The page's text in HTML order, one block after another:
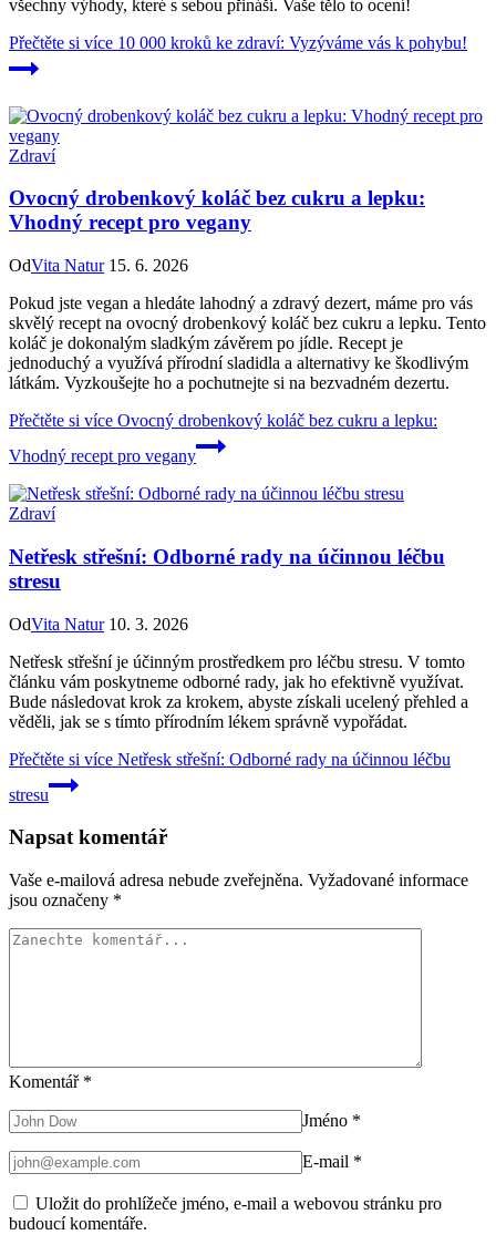
všechny výhody, které s sebou přináší. Vaše tělo to ocení!
Přečtěte si více 10 000 kroků ke zdraví: Vyzýváme vás k pohybu!
Zdraví
Ovocný drobenkový koláč bez cukru a lepku:
Vhodný recept pro vegany
OdVita Natur 15. 6. 2026
Pokud jste vegan a hledáte lahodný a zdravý dezert, máme pro vás
skvělý recept na ovocný drobenkový koláč bez cukru a lepku. Tento
koláč je dokonalým sladkým závěrem po jídle. Recept je
jednoduchý a využívá přírodní sladidla a alternativy ke škodlivým
látkám. Vyzkoušejte ho a pochutnejte si na bezvadném dezertu.
Přečtěte si více Ovocný drobenkový koláč bez cukru a lepku:
Vhodný recept pro vegany
Zdraví
Netřesk střešní: Odborné rady na účinnou léčbu
stresu
OdVita Natur 10. 3. 2026
Netřesk střešní je účinným prostředkem pro léčbu stresu. V tomto
článku vám poskytneme odborné rady, jak ho efektivně využívat.
Bude následovat krok za krokem, abyste získali ucelený přehled a
věděli, jak se s tímto přírodním lékem správně vypořádat.
Přečtěte si více Netřesk střešní: Odborné rady na účinnou léčbu
stresu
Napsat komentář
Vaše e-mailová adresa nebude zveřejněna. Vyžadované informace
jsou označeny *
Komentář *
Jméno *
E-mail *
Uložit do prohlížeče jméno, e-mail a webovou stránku pro
budoucí komentáře.